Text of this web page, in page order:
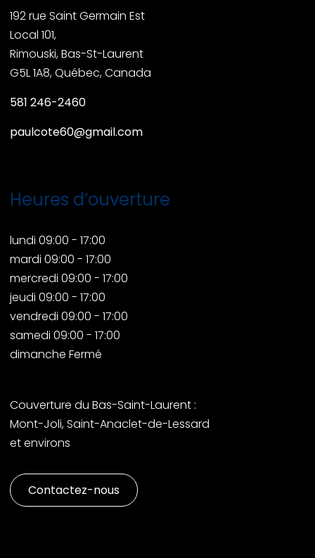
192 rue Saint Germain Est
Local 101,
Rimouski, Bas-St-Laurent
G5L 1A8, Québec, Canada
581 246-2460
paulcote60@gmail.com
Heures d’ouverture
lundi 09:00 - 17:00
mardi 09:00 - 17:00
mercredi 09:00 - 17:00
jeudi 09:00 - 17:00
vendredi 09:00 - 17:00
samedi 09:00 - 17:00
dimanche Fermé
Couverture du Bas-Saint-Laurent :
Mont-Joli, Saint-Anaclet-de-Lessard
et environs
Contactez-nous